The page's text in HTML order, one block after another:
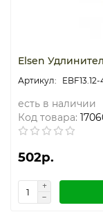
Elsen
есть в наличии
Код товара:
502р.